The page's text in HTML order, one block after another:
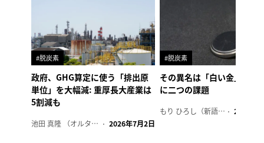
#脱炭素
政府、GHG算定に使う「排出原
単位」を大幅減: 重厚長大産業は
5割減も
池田 真隆 （オルタナ輪番編集長） 2026年7月2日
#脱炭素
その異名は「白い金」、リ
に二つの課題
もり ひろし（新語ウォッチャー） 2023年7